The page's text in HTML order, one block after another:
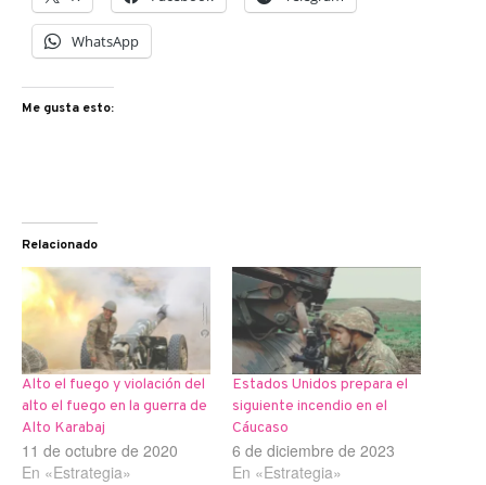
WhatsApp
Me gusta esto:
Relacionado
Alto el fuego y violación del
alto el fuego en la guerra de
Alto Karabaj
11 de octubre de 2020
En «Estrategia»
Estados Unidos prepara el
siguiente incendio en el
Cáucaso
6 de diciembre de 2023
En «Estrategia»